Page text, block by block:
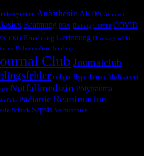
Anästhesie ARDS Atemnot
Beatmung BGA Blutung Corona COVID
EKG Ernährung Gerinnung Harnwegsinfekt
Höhenmedizin Impfung
Club Journalclub
maligne Hyperthermie Medikament
Notfallmedizin Polytrauma
Pädiatrie Reanimation
Schock Sepsis Vermischtes